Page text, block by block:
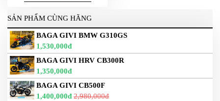
BLOG
PHƯỢT
LIÊN
HỆ
HƯỚNG
DẪN
MUA
HÀNG
SẢN PHẨM CÙNG HÃNG
BAGA GIVI BMW G310GS
1,530,000đ
BAGA GIVI HRV CB300R
1,350,000đ
BAGA GIVI CB500F
1,400,000đ 2,980,000đ